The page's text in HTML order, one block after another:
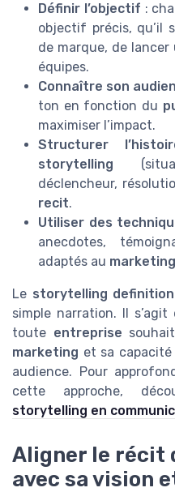
Définir l’objectif :
objectif précis, qu’il
de marque, de lancer
équipes.
Connaître son
ton en fonction du
maximiser l’impact.
Structurer
storytelling
déclencheur,
recit.
Utiliser des
anecdotes,
adaptés au
Le storytelling definition
simple narration. Il
toute entreprise
marketing et sa capacité
audience. Pour
cette approche,
storytelling en
Aligner le récit
avec sa vision